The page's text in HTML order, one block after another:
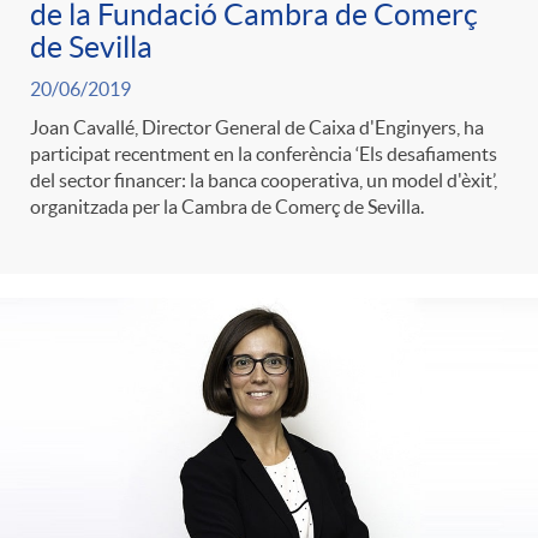
t
r
o
n
g
u
de la Fundació Cambra de Comerç
de Sevilla
20/06/2019
Joan Cavallé, Director General de Caixa d'Enginyers, ha
participat recentment en la conferència ‘Els desafiaments
del sector financer: la banca cooperativa, un model d'èxit’,
organitzada per la Cambra de Comerç de Sevilla.